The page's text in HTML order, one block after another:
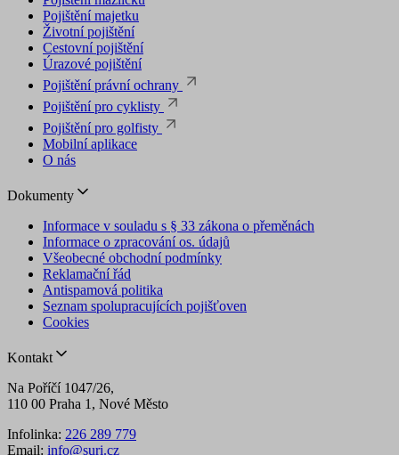
Pojištění majetku
Životní pojištění
Cestovní pojištění
Úrazové pojištění
Pojištění právní ochrany
Pojištění pro cyklisty
Pojištění pro golfisty
Mobilní aplikace
O nás
Dokumenty
Informace v souladu s § 33 zákona o přeměnách
Informace o zpracování os. údajů
Všeobecné obchodní podmínky
Reklamační řád
Antispamová politika
Seznam spolupracujících pojišťoven
Cookies
Kontakt
Na Poříčí 1047/26,
110 00 Praha 1, Nové Město
Infolinka: 226 289 779
Email: info@suri.cz